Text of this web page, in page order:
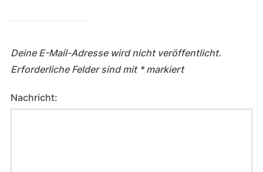
Deine E-Mail-Adresse wird nicht veröffentlicht.
Erforderliche Felder sind mit *markiert
Nachricht: